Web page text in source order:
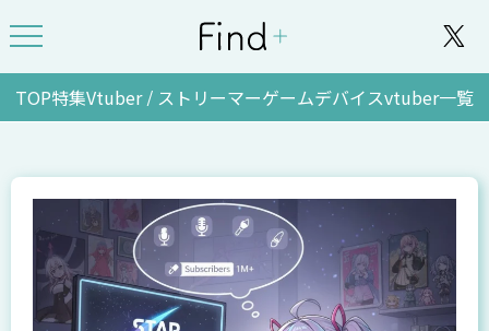
TOP特集Vtuber / ストリーマーゲームデバイスvtuber一覧